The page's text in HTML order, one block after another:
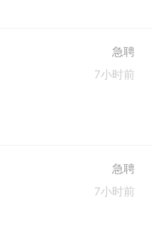
急聘
7小时前
急聘
7小时前